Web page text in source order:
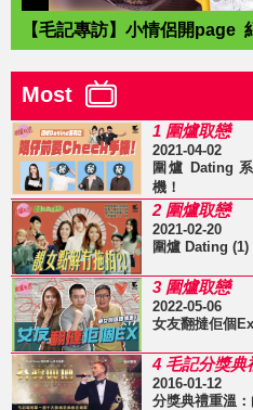
【毛記專訪】小情侶開page
Most
1 圍爐取戀
2021-04-02
圍爐 Dating
機！
2 圍爐取戀
2021-02-20
圍爐 Dating (1)
3 圍爐取戀
2022-05-06
女友翻撻佢個Ex
4 毛記分獎典
2016-01-12
分獎典禮重溫